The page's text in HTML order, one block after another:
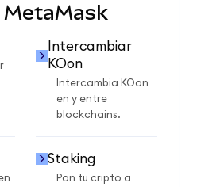
Intercambiar
KOon
Intercambia KOon
en y entre
blockchains.
Staking
Pon tu cripto a